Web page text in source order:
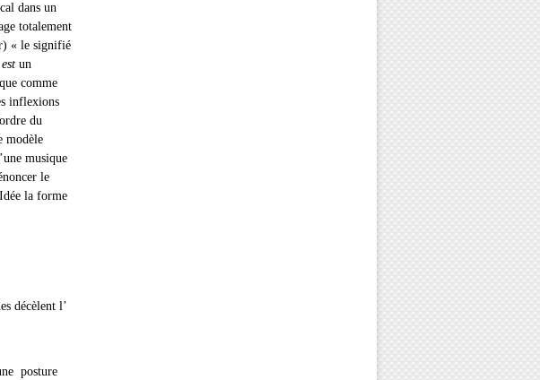
dans un
totalement
« le signifié
est un
comme
inflexions
du
modèle
musique
le
la forme
décèlent l’
posture